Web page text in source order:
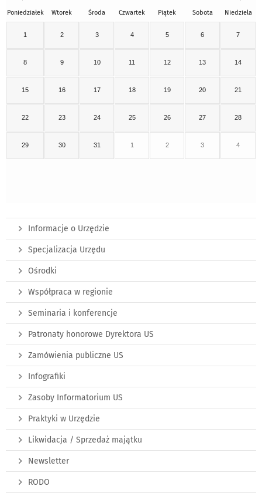
Poniedziałek Wtorek Środa Czwartek Piątek Sobota Niedziela
1 2 3 4 5 6 7
8 9 10 11 12 13 14
15 16 17 18 19 20 21
22 23 24 25 26 27 28
29 30 31 1 2 3 4
Informacje o Urzędzie
Specjalizacja Urzędu
Ośrodki
Współpraca w regionie
Seminaria i konferencje
Patronaty honorowe Dyrektora US
Zamówienia publiczne US
Infografiki
Zasoby Informatorium US
Praktyki w Urzędzie
Likwidacja / Sprzedaż majątku
Newsletter
RODO